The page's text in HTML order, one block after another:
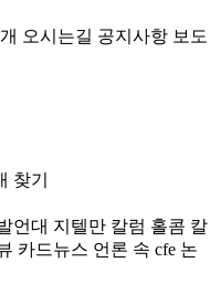
오시는길 공지사항 보도
찾기
언대 지텔만 칼럼 홀콤 칼
카드뉴스 언론 속 cfe 논